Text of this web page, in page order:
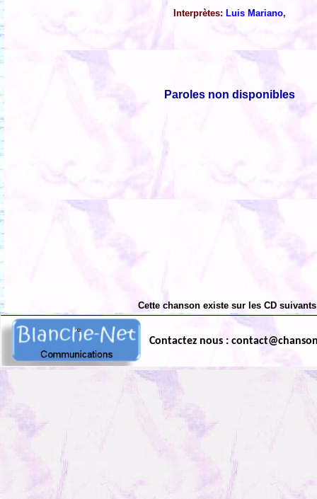
Interprètes: Luis Mariano,
Paroles non disponibles
Cette chanson existe sur les CD
Contactez nous :